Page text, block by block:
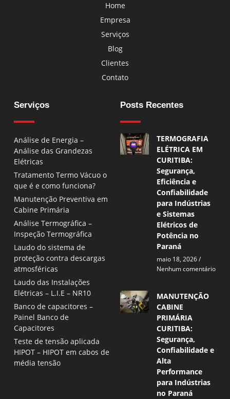
Home
Empresa
Serviços
Blog
Clientes
Contato
Serviços
Análise de Energia –
Análise das Grandezas
Elétricas
Tratamento Termo Vácuo o
que é e como funciona?
Manutenção Preventiva em
Cabine Primária
Análise Termográfica –
Inspeção Termográfica
Laudo do sistema de
proteção contra descargas
atmosféricas
Laudo das Instalações
Elétricas – L.I.E – NR10
Banco de capacitores –
Painel Banco de
Capacitores
Teste de tensão aplicada
HIPOT – HIPOT em cabos de
média tensão
Posts Recentes
TERMOGRAFIA
ELÉTRICA EM
CURITIBA:
Segurança,
Eficiência e
Confiabilidade
para Indústrias
e Sistemas
Elétricos de
Potência no
Paraná
maio 18, 2026
Nenhum comentário
MANUTENÇÃO
CABINE
PRIMÁRIA
CURITIBA:
Segurança,
Confiabilidade e
Alta
Performance
para Indústrias
no Paraná